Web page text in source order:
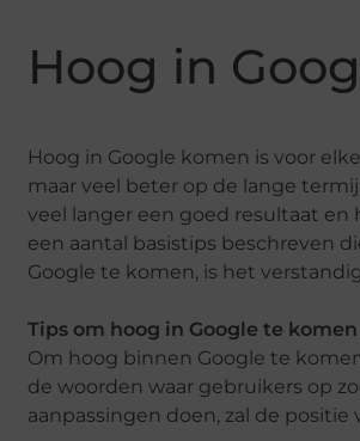
Hoog in
Hoog in Google komen is voor
maar veel beter op de lange
veel langer een goed resultaat
een aantal basistips beschreven
Google te komen, is het
Tips om hoog in Google te komen
Om hoog binnen Google te
de woorden waar gebruikers op
aanpassingen doen, zal de